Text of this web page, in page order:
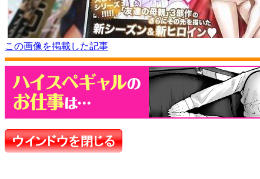
この画像を掲載した記事